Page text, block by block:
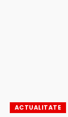
ACTUALITATE